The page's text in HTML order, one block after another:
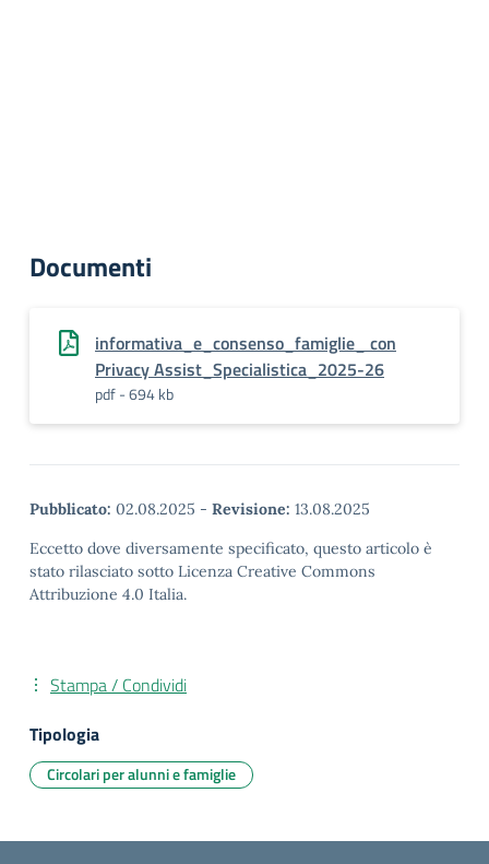
Documenti
informativa_e_consenso_famiglie_ con
Privacy Assist_Specialistica_2025-26
pdf - 694 kb
Pubblicato: 02.08.2025 - Revisione: 13.08.2025
Eccetto dove diversamente specificato, questo articolo è
stato rilasciato sotto Licenza Creative Commons
Attribuzione 4.0 Italia.
Stampa / Condividi
Tipologia
Circolari per alunni e famiglie